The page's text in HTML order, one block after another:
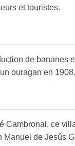
et touristes.
de bananes
ouragan en 1908.
Cambronal, ce
Manuel de Jesús